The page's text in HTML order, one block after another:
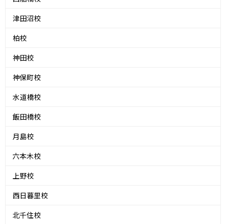
津田沼校
柏校
神田校
神保町校
水道橋校
飯田橋校
月島校
六本木校
上野校
西日暮里校
北千住校